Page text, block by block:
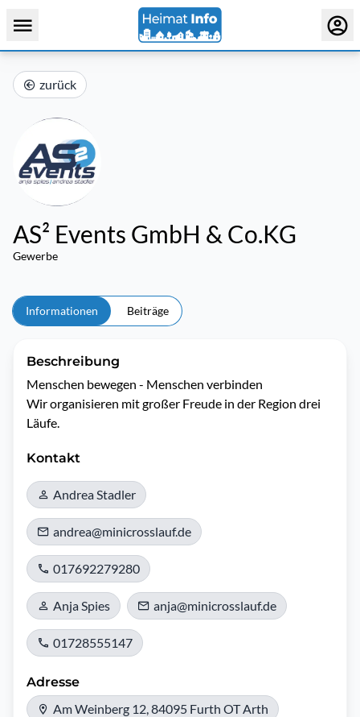
zurück
AS² Events GmbH & Co.KG
Gewerbe
Informationen Beiträge
Beschreibung
Menschen bewegen - Menschen verbinden
Wir organisieren mit großer Freude in der Region drei
Läufe.
Kontakt
Andrea Stadler
andrea@minicrosslauf.de
017692279280
Anja Spies anja@minicrosslauf.de
01728555147
Adresse
Am Weinberg 12, 84095 Furth OT Arth